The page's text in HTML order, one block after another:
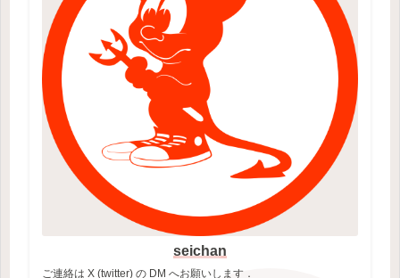
seichan
ご連絡は X (twitter) の DM へお願いします．